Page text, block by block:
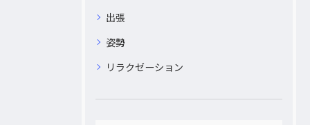
出張
姿勢
リラクゼーション